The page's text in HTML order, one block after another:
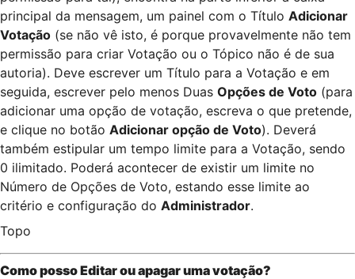
principal da mensagem, um painel com o Título Adicionar
Votação (se não vê isto, é porque provavelmente não tem
permissão para criar Votação ou o Tópico não é de sua
autoria). Deve escrever um Título para a Votação e em
seguida, escrever pelo menos Duas Opções de Voto (para
adicionar uma opção de votação, escreva o que pretende,
e clique no botão Adicionar opção de Voto). Deverá
também estipular um tempo limite para a Votação, sendo
0 ilimitado. Poderá acontecer de existir um limite no
Número de Opções de Voto, estando esse limite ao
critério e configuração do Administrador.
Topo
Como posso Editar ou apagar uma votação?